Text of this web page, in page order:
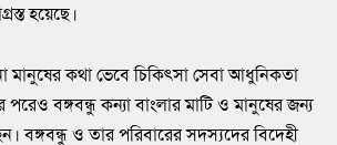
হয়েছে।
মানুষের কথা ভেবে চিকিৎসা সেবা আধুনিকতা
বঙ্গবন্ধু কন্যা বাংলার মাটি ও মানুষের জন্য
বঙ্গবন্ধু ও তার পরিবারের সদস্যদের বিদেহী